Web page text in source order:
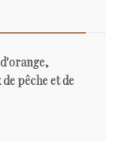
pêche et de